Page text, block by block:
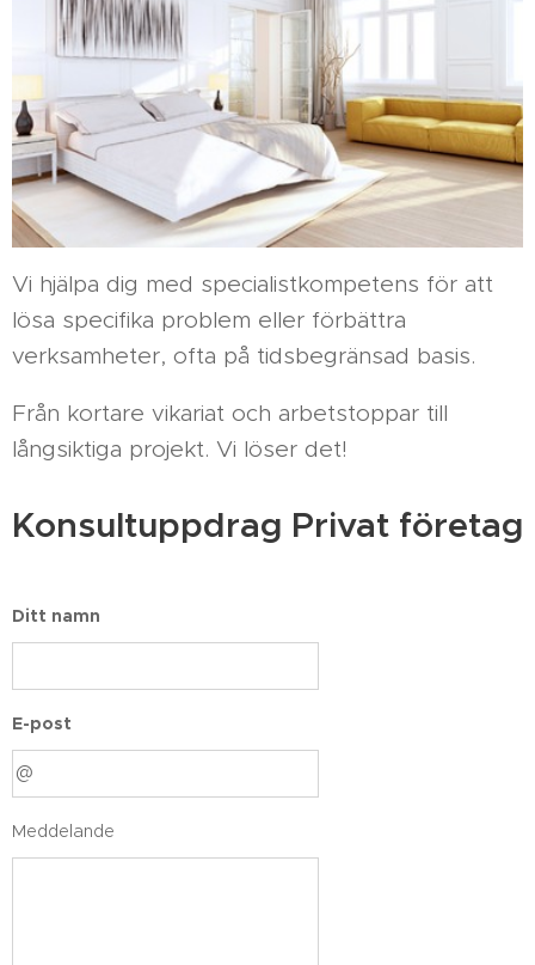
Vi hjälpa dig med specialistkompetens för att
lösa specifika problem eller förbättra
verksamheter, ofta på tidsbegränsad basis.
Från kortare vikariat och arbetstoppar till
långsiktiga projekt. Vi löser det!
Konsultuppdrag Privat företag
Ditt namn
E-post
Meddelande